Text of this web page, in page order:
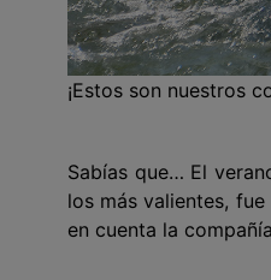
¡Estos son nuestros
Sabías que… El
los más valientes,
en cuenta la